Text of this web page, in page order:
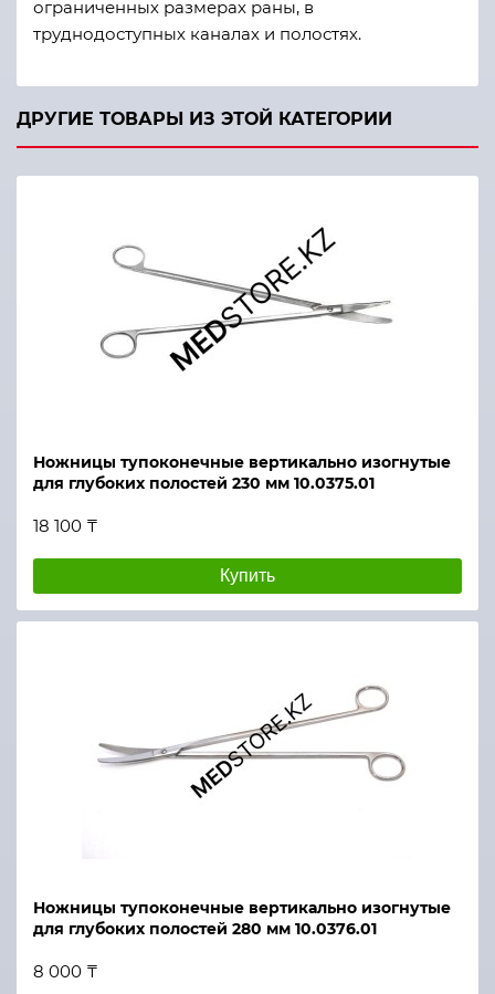
ограниченных размерах раны, в
труднодоступных каналах и полостях.
ДРУГИЕ ТОВАРЫ ИЗ ЭТОЙ КАТЕГОРИИ
Ножницы тупоконечные вертикально изогнутые
для глубоких полостей 230 мм 10.0375.01
18 100 ₸
Купить
Ножницы тупоконечные вертикально изогнутые
для глубоких полостей 280 мм 10.0376.01
8 000 ₸